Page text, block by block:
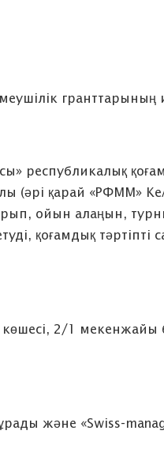
гранттарының
(әрі қарай «РФММ»
ойын алаңын,
қоғамдық тәртіпті
көшесі, 2/1
және «Swiss-